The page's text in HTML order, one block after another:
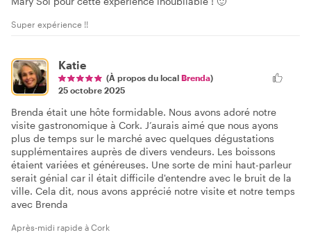
Super expérience !!
Katie
(À propos du local Brenda)
25 octobre 2025
Brenda était une hôte formidable. Nous avons adoré notre
visite gastronomique à Cork. J’aurais aimé que nous ayons
plus de temps sur le marché avec quelques dégustations
supplémentaires auprès de divers vendeurs. Les boissons
étaient variées et généreuses. Une sorte de mini haut-parleur
serait génial car il était difficile d'entendre avec le bruit de la
ville. Cela dit, nous avons apprécié notre visite et notre temps
avec Brenda
Après-midi rapide à Cork